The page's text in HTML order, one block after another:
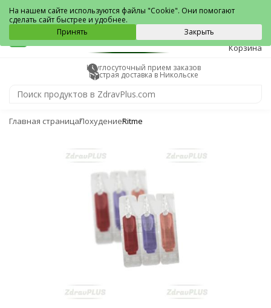
Никольск
0
Корзина
Круглосуточный прием заказов
Быстрая доставка в Никольске
Главная страницаПохудениеRitme
На нашем сайте используются файлы "Cookie". Они помогают
сделать сайт быстрее и удобнее.
Принять
Закрыть